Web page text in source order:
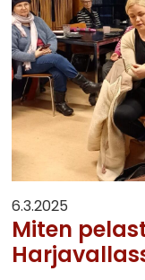
6.3.2025
Miten